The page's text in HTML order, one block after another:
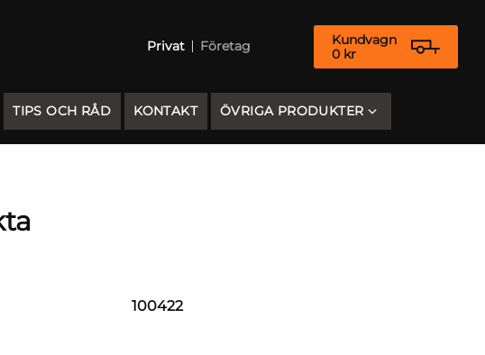
Privat Företag
Kundvagn
0 kr
TIPS OCH RÅD KONTAKT ÖVRIGA PRODUKTER
100422